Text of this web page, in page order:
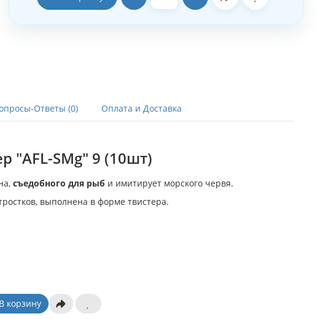
Ответы (0) Оплата и Доставка
"AFL-SMg" 9 (10шт)
съедобного для рыб и имитирует морского червя.
выполнена в форме твистера.
В корзину